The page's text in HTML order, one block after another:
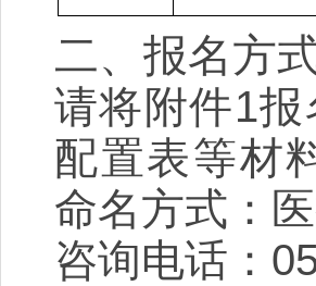
二、报名方式
请将附件1
配置表等材
命名方式：
咨询电话：